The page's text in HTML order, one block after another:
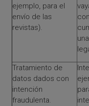
ejemplo, para el
envío de las
revistas).
Tratamiento de
datos dados con
intención
fraudulenta.